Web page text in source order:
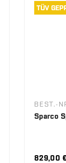
TÜV
BEST.-
Sparco
829,00